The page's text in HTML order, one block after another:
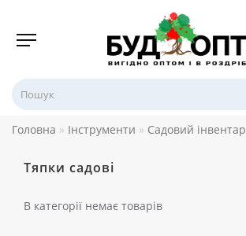
Головна Інструменти Садовий інвентар
Тяпки садові
В категорії немає товарів